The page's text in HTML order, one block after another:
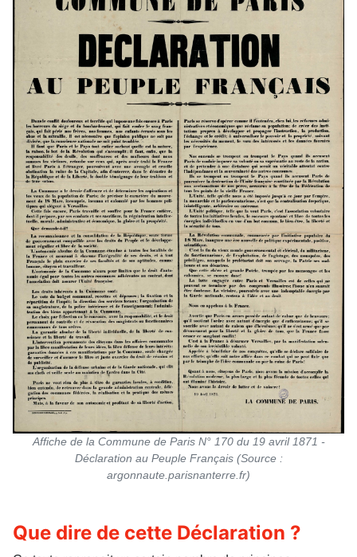
Affiche de la Commune de Paris N° 170 du 19 avril 1871 -
Déclaration au Peuple Français (Source :
argonnaute.parisnanterre.fr)
Que dire de cette Déclaration ?